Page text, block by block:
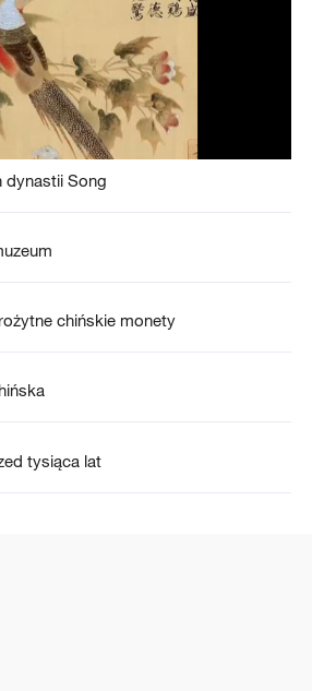
dynastii Song
chińskie monety
tysiąca lat